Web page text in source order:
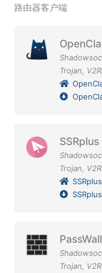
路由器客户端
Trojan,
SSRplus
Trojan,
Trojan,